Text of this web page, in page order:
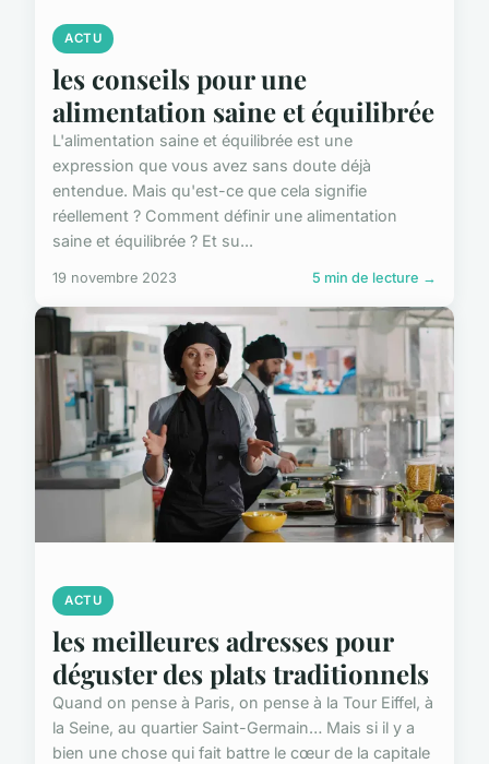
ACTU
les conseils pour une
alimentation saine et équilibrée
L'alimentation saine et équilibrée est une
expression que vous avez sans doute déjà
entendue. Mais qu'est-ce que cela signifie
réellement ? Comment définir une alimentation
saine et équilibrée ? Et su...
19 novembre 2023 5 min de lecture →
ACTU
les meilleures adresses pour
déguster des plats traditionnels
Quand on pense à Paris, on pense à la Tour Eiffel, à
la Seine, au quartier Saint-Germain… Mais si il y a
bien une chose qui fait battre le cœur de la capitale